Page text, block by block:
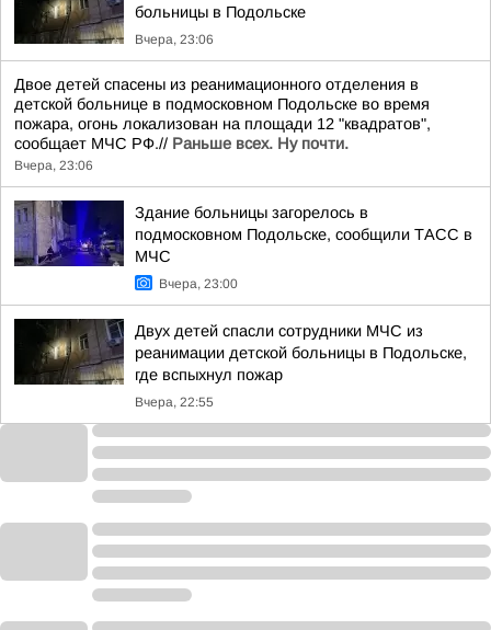
больницы в Подольске
Вчера, 23:06
Двое детей спасены из реанимационного отделения в
детской больнице в подмосковном Подольске во время
пожара, огонь локализован на площади 12 "квадратов",
сообщает МЧС РФ.// Раньше всех. Ну почти.
Вчера, 23:06
Здание больницы загорелось в
подмосковном Подольске, сообщили ТАСС в
МЧС
Вчера, 23:00
Двух детей спасли сотрудники МЧС из
реанимации детской больницы в Подольске,
где вспыхнул пожар
Вчера, 22:55